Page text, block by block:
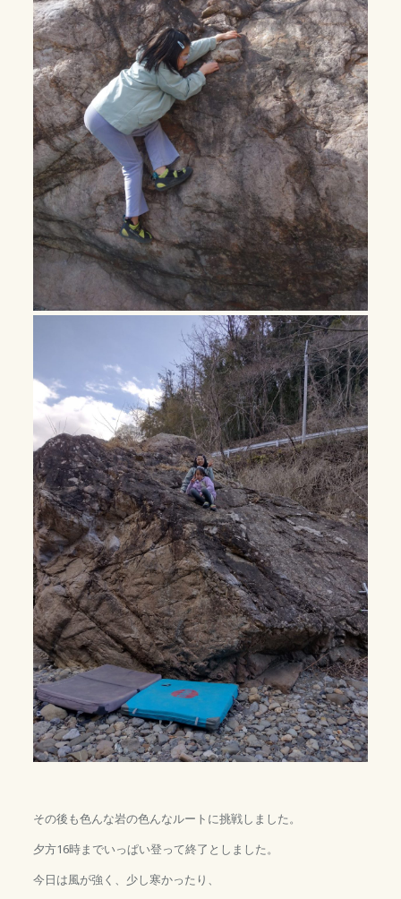
その後も色んな岩の色んなルートに挑戦しました。
夕方16時までいっぱい登って終了としました。
今日は風が強く、少し寒かったり、